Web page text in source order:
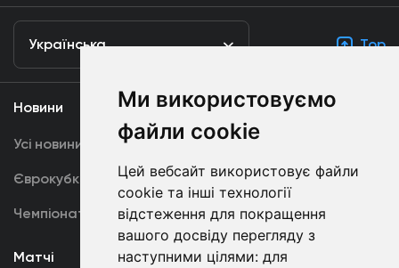
Ми використовуємо
файли cookie
Цей вебсайт використовує файли
cookie та інші технології
відстеження для покращення
вашого досвіду перегляду з
наступними цілями: для
Українська Top
Новини
Усі новини
Єврокубки
Чемпіонат України
Медіа
Динамо TV
Фотогалерея
Акредитація
Матчі Команда